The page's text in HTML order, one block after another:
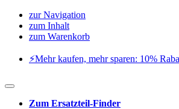
zur Navigation
zum Inhalt
zum Warenkorb
⚡️Mehr kaufen, mehr sparen: 10%
Zum Ersatzteil-Finder